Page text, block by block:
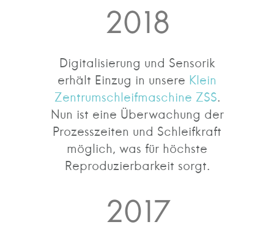
2018
Digitalisierung und Sensorik
erhält Einzug in unsere Klein
Zentrumschleifmaschine ZSS.
Nun ist eine Überwachung der
Prozesszeiten und Schleifkraft
möglich, was für höchste
Reproduzierbarkeit sorgt.
2017